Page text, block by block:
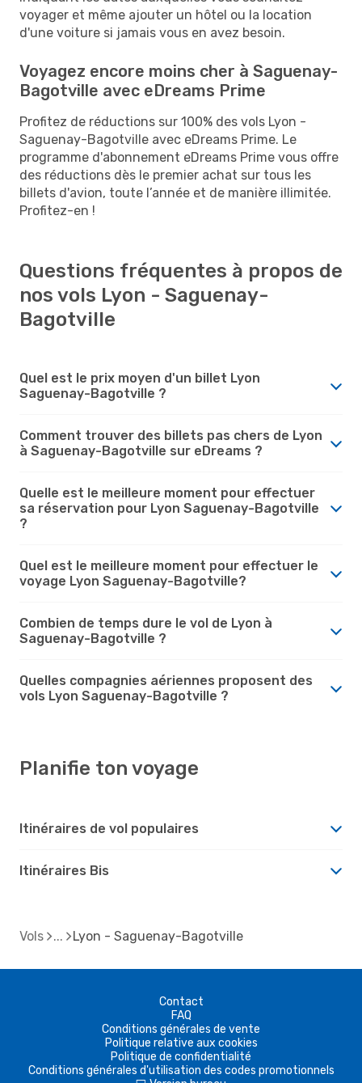
voyager et même ajouter un hôtel ou la location
d'une voiture si jamais vous en avez besoin.
Voyagez encore moins cher à Saguenay-
Bagotville avec eDreams Prime
Profitez de réductions sur 100% des vols Lyon -
Saguenay-Bagotville avec eDreams Prime. Le
programme d'abonnement eDreams Prime vous offre
des réductions dès le premier achat sur tous les
billets d'avion, toute l’année et de manière illimitée.
Profitez-en !
Questions fréquentes à propos de
nos vols Lyon - Saguenay-
Bagotville
Quel est le prix moyen d'un billet Lyon
Saguenay-Bagotville ?
Comment trouver des billets pas chers de Lyon
à Saguenay-Bagotville sur eDreams ?
Quelle est le meilleure moment pour effectuer
sa réservation pour Lyon Saguenay-Bagotville
?
Quel est le meilleure moment pour effectuer le
voyage Lyon Saguenay-Bagotville?
Combien de temps dure le vol de Lyon à
Saguenay-Bagotville ?
Quelles compagnies aériennes proposent des
vols Lyon Saguenay-Bagotville ?
Planifie ton voyage
Itinéraires de vol populaires
Itinéraires Bis
Vols Lyon - Saguenay-Bagotville
Contact
FAQ
Conditions générales de vente
Politique relative aux cookies
Politique de confidentialité
Conditions générales d'utilisation des codes promotionnels